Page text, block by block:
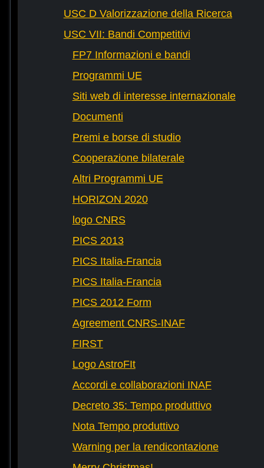
USC D Valorizzazione della Ricerca
USC VII: Bandi Competitivi
FP7 Informazioni e bandi
Programmi UE
Siti web di interesse internazionale
Documenti
Premi e borse di studio
Cooperazione bilaterale
Altri Programmi UE
HORIZON 2020
logo CNRS
PICS 2013
PICS Italia-Francia
PICS Italia-Francia
PICS 2012 Form
Agreement CNRS-INAF
FIRST
Logo AstroFIt
Accordi e collaborazioni INAF
Decreto 35: Tempo produttivo
Nota Tempo produttivo
Warning per la rendicontazione